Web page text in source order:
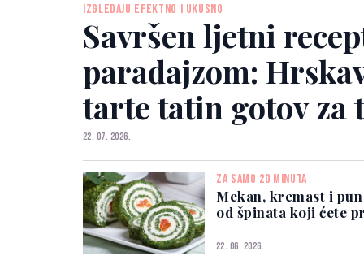
IZGLEDAJU EFEKTNO I UKUSNO
Savršen ljetni
paradajzom:
tarte tatin gotov za
22. 07. 2026.
ZA SAMO 20 MINUTA
Mekan, kremast i
od špinata koji ćete
22. 06. 2026.